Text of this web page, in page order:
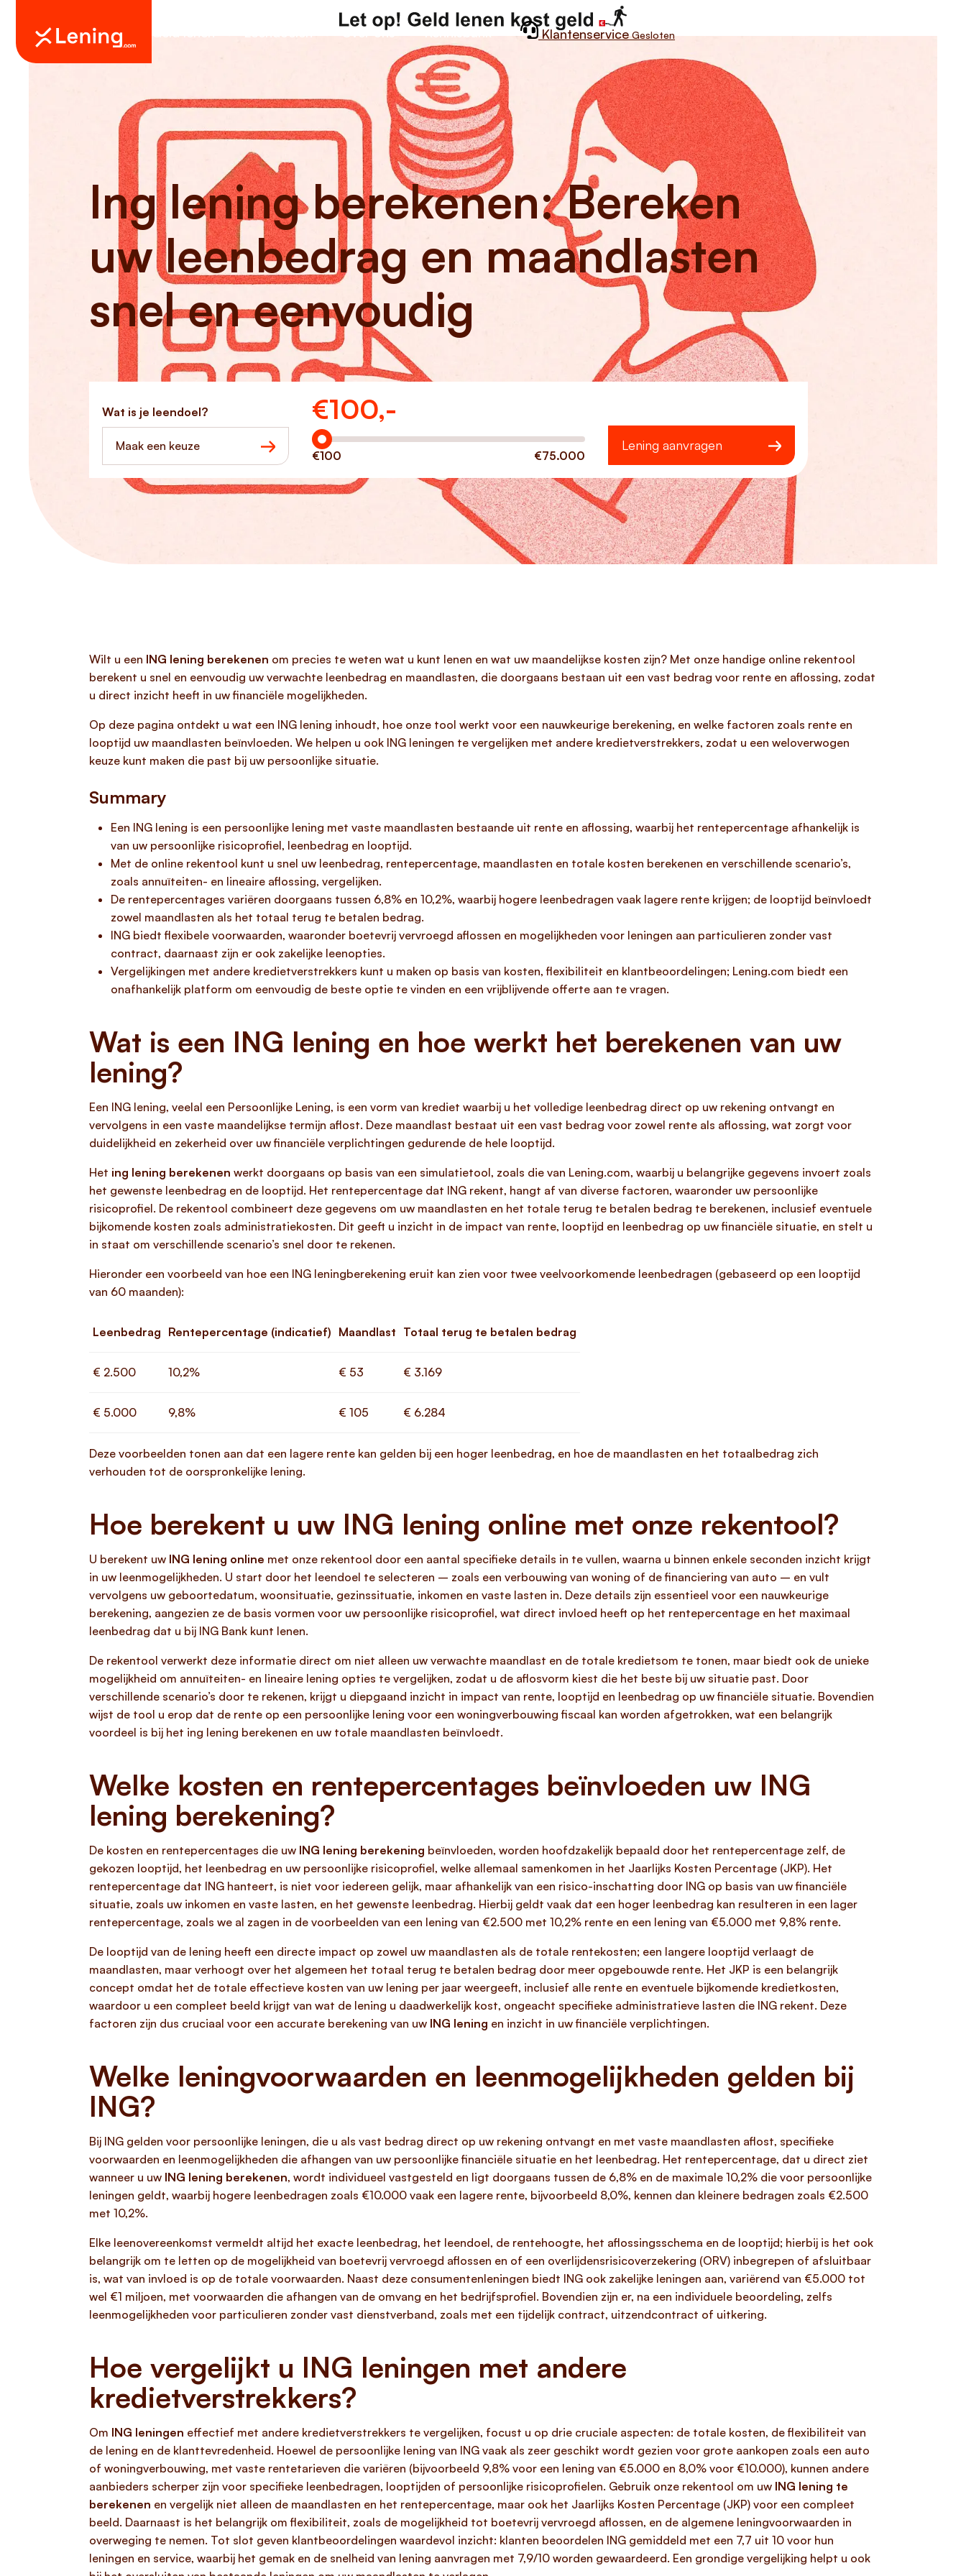
Geld lenen Leendoelen Over ons Kennisbank Klantenservice Gesloten
Ing lening berekenen: Bereken
uw leenbedrag en maandlasten
snel en eenvoudig
Wat is je leendoel?
Maak een keuze
€100,-
Hoeveel wilt u lenen?
€100 €75.000
Lening aanvragen
Wilt u een ING lening berekenen om precies te weten wat u kunt lenen en wat uw maandelijkse kosten zijn? Met onze handige online rekentool
berekent u snel en eenvoudig uw verwachte leenbedrag en maandlasten, die doorgaans bestaan uit een vast bedrag voor rente en aflossing, zodat
u direct inzicht heeft in uw financiële mogelijkheden.
Op deze pagina ontdekt u wat een ING lening inhoudt, hoe onze tool werkt voor een nauwkeurige berekening, en welke factoren zoals rente en
looptijd uw maandlasten beïnvloeden. We helpen u ook ING leningen te vergelijken met andere kredietverstrekkers, zodat u een weloverwogen
keuze kunt maken die past bij uw persoonlijke situatie.
Summary
Een ING lening is een persoonlijke lening met vaste maandlasten bestaande uit rente en aflossing, waarbij het rentepercentage afhankelijk is
van uw persoonlijke risicoprofiel, leenbedrag en looptijd.
Met de online rekentool kunt u snel uw leenbedrag, rentepercentage, maandlasten en totale kosten berekenen en verschillende scenario’s,
zoals annuïteiten- en lineaire aflossing, vergelijken.
De rentepercentages variëren doorgaans tussen 6,8% en 10,2%, waarbij hogere leenbedragen vaak lagere rente krijgen; de looptijd beïnvloedt
zowel maandlasten als het totaal terug te betalen bedrag.
ING biedt flexibele voorwaarden, waaronder boetevrij vervroegd aflossen en mogelijkheden voor leningen aan particulieren zonder vast
contract, daarnaast zijn er ook zakelijke leenopties.
Vergelijkingen met andere kredietverstrekkers kunt u maken op basis van kosten, flexibiliteit en klantbeoordelingen; Lening.com biedt een
onafhankelijk platform om eenvoudig de beste optie te vinden en een vrijblijvende offerte aan te vragen.
Wat is een ING lening en hoe werkt het berekenen van uw
lening?
Een ING lening, veelal een Persoonlijke Lening, is een vorm van krediet waarbij u het volledige leenbedrag direct op uw rekening ontvangt en
vervolgens in een vaste maandelijkse termijn aflost. Deze maandlast bestaat uit een vast bedrag voor zowel rente als aflossing, wat zorgt voor
duidelijkheid en zekerheid over uw financiële verplichtingen gedurende de hele looptijd.
Het ing lening berekenen werkt doorgaans op basis van een simulatietool, zoals die van Lening.com, waarbij u belangrijke gegevens invoert zoals
het gewenste leenbedrag en de looptijd. Het rentepercentage dat ING rekent, hangt af van diverse factoren, waaronder uw persoonlijke
risicoprofiel. De rekentool combineert deze gegevens om uw maandlasten en het totale terug te betalen bedrag te berekenen, inclusief eventuele
bijkomende kosten zoals administratiekosten. Dit geeft u inzicht in de impact van rente, looptijd en leenbedrag op uw financiële situatie, en stelt u
in staat om verschillende scenario’s snel door te rekenen.
Hieronder een voorbeeld van hoe een ING leningberekening eruit kan zien voor twee veelvoorkomende leenbedragen (gebaseerd op een looptijd
van 60 maanden):
Leenbedrag Rentepercentage (indicatief) Maandlast Totaal terug te betalen bedrag
€ 2.500 10,2% € 53 € 3.169
€ 5.000 9,8% € 105 € 6.284
Deze voorbeelden tonen aan dat een lagere rente kan gelden bij een hoger leenbedrag, en hoe de maandlasten en het totaalbedrag zich
verhouden tot de oorspronkelijke lening.
Hoe berekent u uw ING lening online met onze rekentool?
U berekent uw ING lening online met onze rekentool door een aantal specifieke details in te vullen, waarna u binnen enkele seconden inzicht krijgt
in uw leenmogelijkheden. U start door het leendoel te selecteren – zoals een verbouwing van woning of de financiering van auto – en vult
vervolgens uw geboortedatum, woonsituatie, gezinssituatie, inkomen en vaste lasten in. Deze details zijn essentieel voor een nauwkeurige
berekening, aangezien ze de basis vormen voor uw persoonlijke risicoprofiel, wat direct invloed heeft op het rentepercentage en het maximaal
leenbedrag dat u bij ING Bank kunt lenen.
De rekentool verwerkt deze informatie direct om niet alleen uw verwachte maandlast en de totale kredietsom te tonen, maar biedt ook de unieke
mogelijkheid om annuïteiten- en lineaire lening opties te vergelijken, zodat u de aflosvorm kiest die het beste bij uw situatie past. Door
verschillende scenario’s door te rekenen, krijgt u diepgaand inzicht in impact van rente, looptijd en leenbedrag op uw financiële situatie. Bovendien
wijst de tool u erop dat de rente op een persoonlijke lening voor een woningverbouwing fiscaal kan worden afgetrokken, wat een belangrijk
voordeel is bij het ing lening berekenen en uw totale maandlasten beïnvloedt.
Welke kosten en rentepercentages beïnvloeden uw ING
lening berekening?
De kosten en rentepercentages die uw ING lening berekening beïnvloeden, worden hoofdzakelijk bepaald door het rentepercentage zelf, de
gekozen looptijd, het leenbedrag en uw persoonlijke risicoprofiel, welke allemaal samenkomen in het Jaarlijks Kosten Percentage (JKP). Het
rentepercentage dat ING hanteert, is niet voor iedereen gelijk, maar afhankelijk van een risico-inschatting door ING op basis van uw financiële
situatie, zoals uw inkomen en vaste lasten, en het gewenste leenbedrag. Hierbij geldt vaak dat een hoger leenbedrag kan resulteren in een lager
rentepercentage, zoals we al zagen in de voorbeelden van een lening van €2.500 met 10,2% rente en een lening van €5.000 met 9,8% rente.
De looptijd van de lening heeft een directe impact op zowel uw maandlasten als de totale rentekosten; een langere looptijd verlaagt de
maandlasten, maar verhoogt over het algemeen het totaal terug te betalen bedrag door meer opgebouwde rente. Het JKP is een belangrijk
concept omdat het de totale effectieve kosten van uw lening per jaar weergeeft, inclusief alle rente en eventuele bijkomende kredietkosten,
waardoor u een compleet beeld krijgt van wat de lening u daadwerkelijk kost, ongeacht specifieke administratieve lasten die ING rekent. Deze
factoren zijn dus cruciaal voor een accurate berekening van uw ING lening en inzicht in uw financiële verplichtingen.
Welke leningvoorwaarden en leenmogelijkheden gelden bij
ING?
Bij ING gelden voor persoonlijke leningen, die u als vast bedrag direct op uw rekening ontvangt en met vaste maandlasten aflost, specifieke
voorwaarden en leenmogelijkheden die afhangen van uw persoonlijke financiële situatie en het leenbedrag. Het rentepercentage, dat u direct ziet
wanneer u uw ING lening berekenen, wordt individueel vastgesteld en ligt doorgaans tussen de 6,8% en de maximale 10,2% die voor persoonlijke
leningen geldt, waarbij hogere leenbedragen zoals €10.000 vaak een lagere rente, bijvoorbeeld 8,0%, kennen dan kleinere bedragen zoals €2.500
met 10,2%.
Elke leenovereenkomst vermeldt altijd het exacte leenbedrag, het leendoel, de rentehoogte, het aflossingsschema en de looptijd; hierbij is het ook
belangrijk om te letten op de mogelijkheid van boetevrij vervroegd aflossen en of een overlijdensrisicoverzekering (ORV) inbegrepen of afsluitbaar
is, wat van invloed is op de totale voorwaarden. Naast deze consumentenleningen biedt ING ook zakelijke leningen aan, variërend van €5.000 tot
wel €1 miljoen, met voorwaarden die afhangen van de omvang en het bedrijfsprofiel. Bovendien zijn er, na een individuele beoordeling, zelfs
leenmogelijkheden voor particulieren zonder vast dienstverband, zoals met een tijdelijk contract, uitzendcontract of uitkering.
Hoe vergelijkt u ING leningen met andere
kredietverstrekkers?
Om ING leningen effectief met andere kredietverstrekkers te vergelijken, focust u op drie cruciale aspecten: de totale kosten, de flexibiliteit van
de lening en de klanttevredenheid. Hoewel de persoonlijke lening van ING vaak als zeer geschikt wordt gezien voor grote aankopen zoals een auto
of woningverbouwing, met vaste rentetarieven die variëren (bijvoorbeeld 9,8% voor een lening van €5.000 en 8,0% voor €10.000), kunnen andere
aanbieders scherper zijn voor specifieke leenbedragen, looptijden of persoonlijke risicoprofielen. Gebruik onze rekentool om uw ING lening te
berekenen en vergelijk niet alleen de maandlasten en het rentepercentage, maar ook het Jaarlijks Kosten Percentage (JKP) voor een compleet
beeld. Daarnaast is het belangrijk om flexibiliteit, zoals de mogelijkheid tot boetevrij vervroegd aflossen, en de algemene leningvoorwaarden in
overweging te nemen. Tot slot geven klantbeoordelingen waardevol inzicht: klanten beoordelen ING gemiddeld met een 7,7 uit 10 voor hun
leningen en service, waarbij het gemak en de snelheid van lening aanvragen met 7,9/10 worden gewaardeerd. Een grondige vergelijking helpt u ook